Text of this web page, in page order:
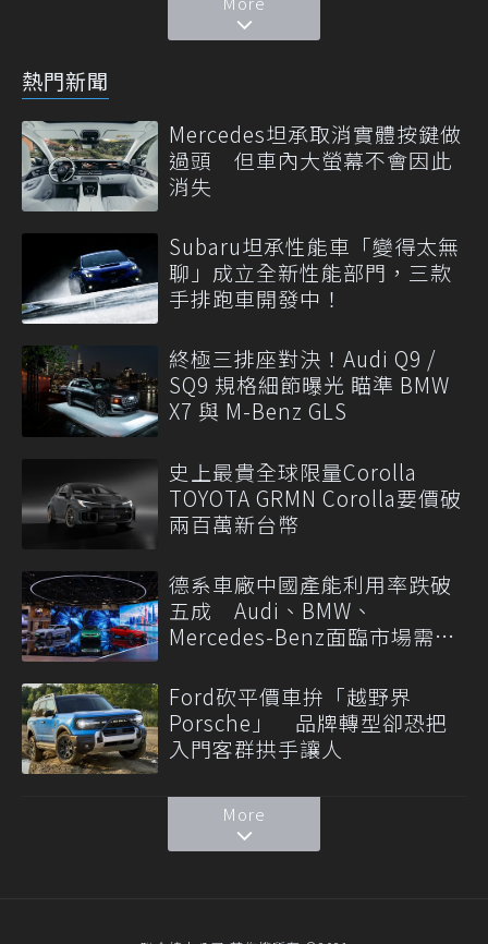
熱門新聞
Mercedes坦承取消實體按鍵做
過頭 但車內大螢幕不會因此
消失
Subaru坦承性能車「變得太無
聊」成立全新性能部門，三款
手排跑車開發中！
終極三排座對決！Audi Q9 /
SQ9 規格細節曝光 瞄準 BMW
X7 與 M-Benz GLS
史上最貴全球限量Corolla
TOYOTA GRMN Corolla要價破
兩百萬新台幣
德系車廠中國產能利用率跌破
五成 Audi、BMW、
Mercedes-Benz面臨市場需求
Ford砍平價車拚「越野界
Porsche」 品牌轉型卻恐把
入門客群拱手讓人
More